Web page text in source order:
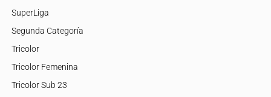
SuperLiga
Segunda Categoría
Tricolor
Tricolor Femenina
Tricolor Sub 23